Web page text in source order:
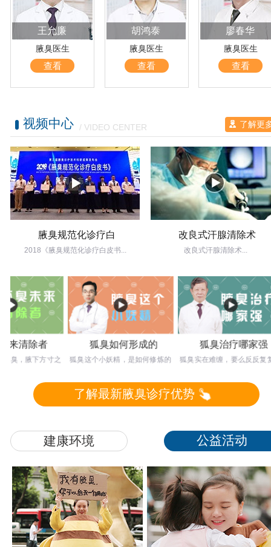
王允廉
腋臭医生
查看
胡鸿泰
腋臭医生
查看
廖春华
腋臭医生
查看
视频中心 / VIDEO CENTER 了解更
腋臭规范化诊疗白
2018《腋臭规范化诊疗白皮书...
改良式汗腺清除术
改良式汗腺清除术...
除者
腋下方寸之
狐臭如何形成的
狐臭这个小妖精，是如何修炼的
树也枯，可见
狐臭治疗哪家强
狐臭实在难缠，要么反反复复总
不治，那么应
了解最新腋臭诊疗优势
建康环境 公益活动